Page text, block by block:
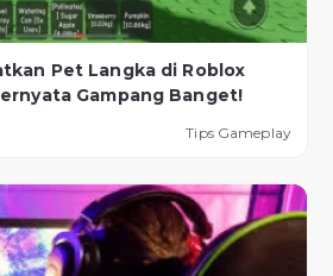
Pet Langka di Roblox
Gampang Banget!
Tips Gameplay